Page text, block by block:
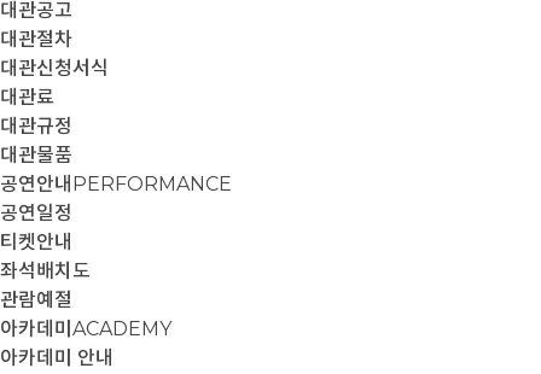
대관공고
대관절차
대관신청서식
대관료
대관규정
대관물품
공연안내 PERFORMANCE
공연일정
티켓안내
좌석배치도
관람예절
아카데미 ACADEMY
아카데미 안내